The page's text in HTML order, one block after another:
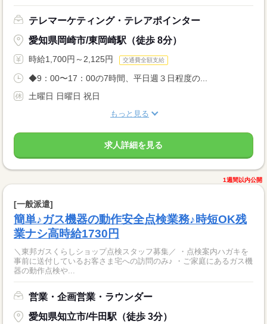
テレマーケティング・テレアポインター
愛知県岡崎市/東岡崎駅（徒歩 8分）
時給1,700円～2,125円 交通費全額支給
◆9：00〜17：00の7時間、平日週３日程度の...
土曜日 日曜日 祝日
もっと見る
求人詳細を見る
1週間以内公開
[一般派遣]
簡単♪ガス機器の動作安全点検業務♪時短OK残
業ナシ高時給1730円
＼東邦ガスくらしショップ点検スタッフ募集／ ・点検案内ハガキを
事前に送付しているお客さま宅への訪問のみ♪ ・ご家庭にあるガス機
器の動作点検や...
営業・企画営業・ラウンダー
愛知県知立市/牛田駅（徒歩 3分）